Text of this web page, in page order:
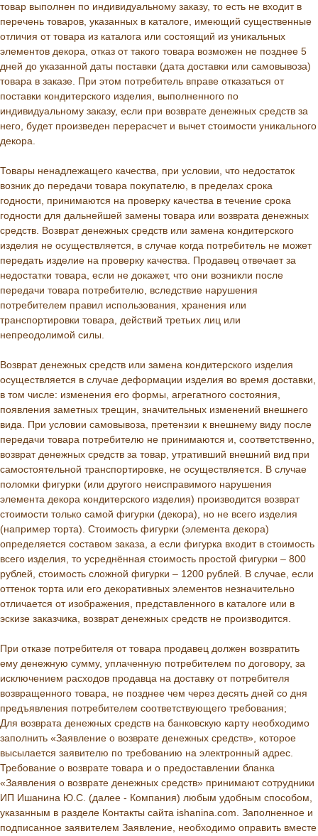
товар выполнен по индивидуальному заказу, то есть не входит в
перечень товаров, указанных в каталоге, имеющий существенные
отличия от товара из каталога или состоящий из уникальных
элементов декора, отказ от такого товара возможен не позднее 5
дней до указанной даты поставки (дата доставки или самовывоза)
товара в заказе. При этом потребитель вправе отказаться от
поставки кондитерского изделия, выполненного по
индивидуальному заказу, если при возврате денежных средств за
него, будет произведен перерасчет и вычет стоимости уникального
декора.
Товары ненадлежащего качества, при условии, что недостаток
возник до передачи товара покупателю, в пределах срока
годности, принимаются на проверку качества в течение срока
годности для дальнейшей замены товара или возврата денежных
средств. Возврат денежных средств или замена кондитерского
изделия не осуществляется, в случае когда потребитель не может
передать изделие на проверку качества. Продавец отвечает за
недостатки товара, если не докажет, что они возникли после
передачи товара потребителю, вследствие нарушения
потребителем правил использования, хранения или
транспортировки товара, действий третьих лиц или
непреодолимой силы.
Возврат денежных средств или замена кондитерского изделия
осуществляется в случае деформации изделия во время доставки,
в том числе: изменения его формы, агрегатного состояния,
появления заметных трещин, значительных изменений внешнего
вида. При условии самовывоза, претензии к внешнему виду после
передачи товара потребителю не принимаются и, соответственно,
возврат денежных средств за товар, утративший внешний вид при
самостоятельной транспортировке, не осуществляется. В случае
поломки фигурки (или другого неисправимого нарушения
элемента декора кондитерского изделия) производится возврат
стоимости только самой фигурки (декора), но не всего изделия
(например торта). Стоимость фигурки (элемента декора)
определяется составом заказа, а если фигурка входит в стоимость
всего изделия, то усреднённая стоимость простой фигурки – 800
рублей, стоимость сложной фигурки – 1200 рублей. В случае, если
оттенок торта или его декоративных элементов незначительно
отличается от изображения, представленного в каталоге или в
эскизе заказчика, возврат денежных средств не производится.
При отказе потребителя от товара продавец должен возвратить
ему денежную сумму, уплаченную потребителем по договору, за
исключением расходов продавца на доставку от потребителя
возвращенного товара, не позднее чем через десять дней со дня
предъявления потребителем соответствующего требования;
Для возврата денежных средств на банковскую карту необходимо
заполнить «Заявление о возврате денежных средств», которое
высылается заявителю по требованию на электронный адрес.
Требование о возврате товара и о предоставлении бланка
«Заявления о возврате денежных средств» принимают сотрудники
ИП Ишанина Ю.С. (далее - Компания) любым удобным способом,
указанным в разделе Контакты сайта ishanina.com. Заполненное и
подписанное заявителем Заявление, необходимо оправить вместе